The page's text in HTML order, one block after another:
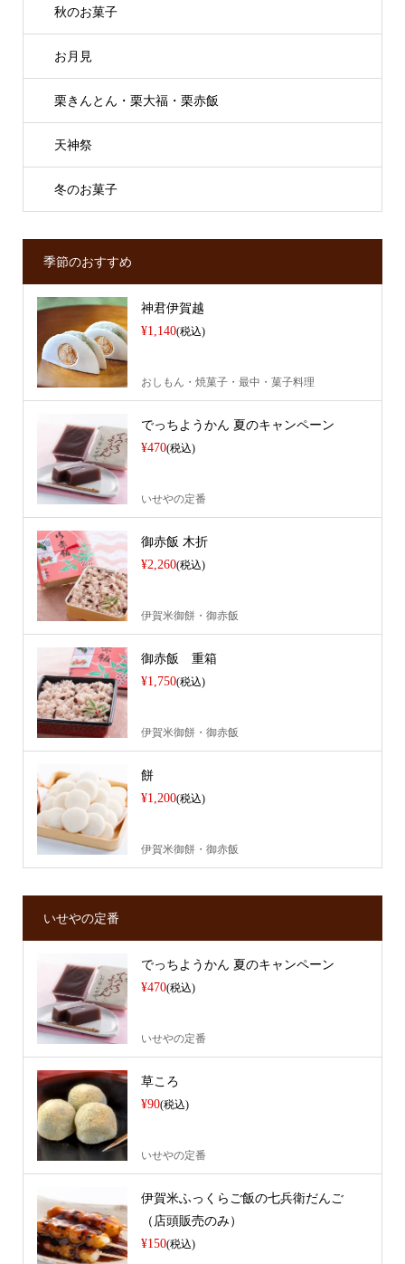
秋のお菓子
お月見
栗きんとん・栗大福・栗赤飯
天神祭
冬のお菓子
季節のおすすめ
神君伊賀越
¥1,140(税込)
おしもん・焼菓子・最中・菓子料理
でっちようかん 夏のキャンペーン
¥470(税込)
いせやの定番
御赤飯 木折
¥2,260(税込)
伊賀米御餅・御赤飯
御赤飯 重箱
¥1,750(税込)
伊賀米御餅・御赤飯
餅
¥1,200(税込)
伊賀米御餅・御赤飯
いせやの定番
でっちようかん 夏のキャンペーン
¥470(税込)
いせやの定番
草ころ
¥90(税込)
いせやの定番
伊賀米ふっくらご飯の七兵衛だんご
（店頭販売のみ）
¥150(税込)